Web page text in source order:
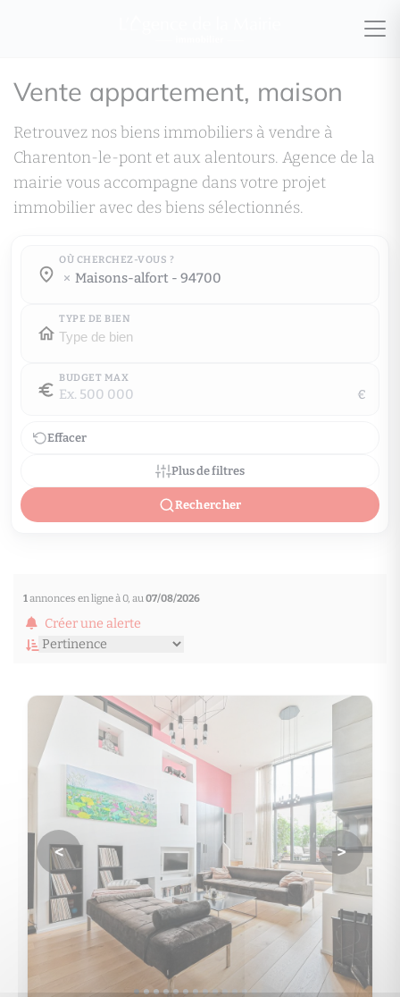
Vente appartement, maison
Retrouvez nos biens immobiliers à vendre à
Charenton-le-pont et aux alentours. Agence de la
mairie vous accompagne dans votre projet
immobilier avec des biens sélectionnés.
OÙ CHERCHEZ-VOUS ?
Où cherchez-vous ?
maisons-alfort - 94700
Où cherchez-vous ?
TYPE DE BIEN
BUDGET MAX
€
Effacer
Plus de filtres
Rechercher
1 annonces en ligne à 0, au 07/08/2026
Créer une alerte
< >